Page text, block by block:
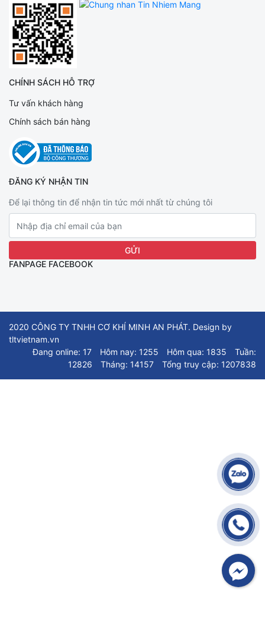
CHÍNH SÁCH HỖ TRỢ
Tư vấn khách hàng
Chính sách bán hàng
ĐĂNG KÝ NHẬN TIN
Để lại thông tin để nhận tin tức mới nhất từ chúng tôi
FANPAGE FACEBOOK
2020 CÔNG TY TNHH CƠ KHÍ MINH AN PHÁT. Design by
tltvietnam.vn
Đang online: 17
Hôm nay: 1255 Hôm qua: 1835
Tuần:
12826
Tháng: 14157 Tổng truy cập: 1207838